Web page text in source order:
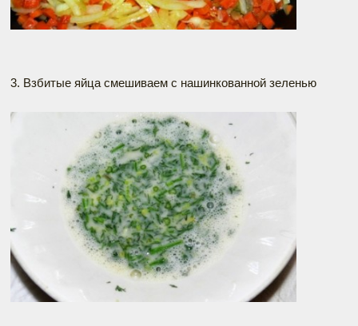
3. Взбитые яйца смешиваем с нашинкованной зеленью